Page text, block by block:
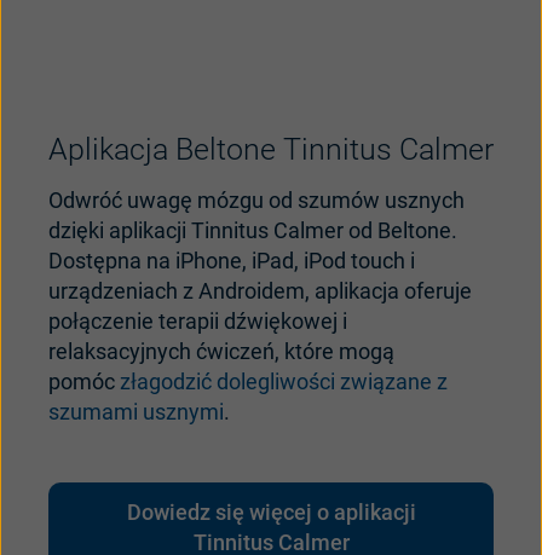
Aplikacja Beltone Tinnitus Calmer
Odwróć uwagę mózgu od szumów usznych
dzięki aplikacji Tinnitus Calmer od Beltone.
Dostępna na iPhone, iPad, iPod touch i
urządzeniach z Androidem, aplikacja oferuje
połączenie terapii dźwiękowej i
relaksacyjnych ćwiczeń, które mogą
pomóc złagodzić dolegliwości związane z
szumami usznymi.
Dowiedz się więcej o aplikacji
Tinnitus Calmer